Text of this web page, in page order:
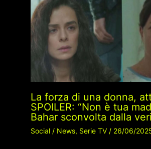
La forza di una donna,
SPOILER: “Non è tua
Bahar sconvolta dalla
Social/ News, Serie TV/ 26/06/